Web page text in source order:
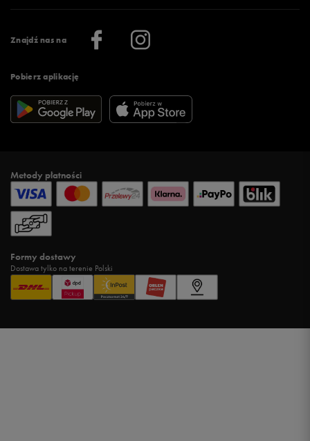
Znajdź nas na
Pobierz aplikację
Regulamin aplikacji 50 style
Więcej regulaminów >
Praca
Informacje o firmie
Metody płatności
Formy dostawy
Dostawa tylko na terenie Polski